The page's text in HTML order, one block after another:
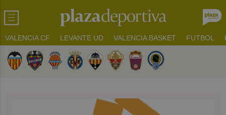
VALENCIA CF LEVANTE UD VALENCIA BASKET FUTBOL